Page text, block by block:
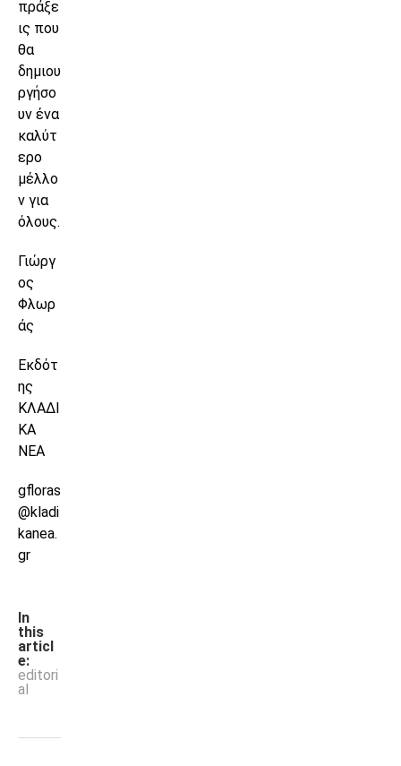
πράξε
ις που
θα
δημιου
ργήσο
υν ένα
καλύτ
ερο
μέλλο
ν για
όλους.
Γιώργ
ος
Φλωρ
άς
Εκδότ
ης
ΚΛΑΔΙ
ΚΑ
ΝΕΑ
gfloras
@kladi
kanea.
gr
In
this
articl
e:
editori
al